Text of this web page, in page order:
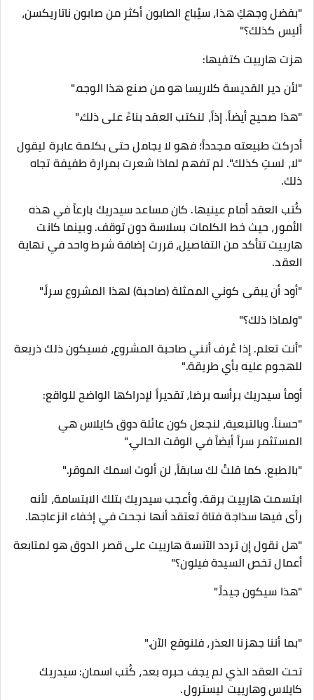
"بفضل وجهكِ هذا، سيُباع الصابون أكثر من صابون ناتاريكسن،
أليس كذلك؟"
هزت هارييت كتفيها:
"لأن دير القديسة كلاريسا هو من صنع هذا الوجه."
"هذا صحيح أيضاً. إذاً، لنكتب العقد بناءً على ذلك."
​أدركت طبيعته مجدداً؛ فهو لا يجامل حتى بكلمة عابرة ليقول
"لا، لستِ كذلك". لم تفهم لماذا شعرت بمرارة طفيفة تجاه
ذلك.
كُتب العقد أمام عينيها. كان مساعد سيدريك بارعاً في هذه
الأمور، حيث خط الكلمات بسلاسة دون توقف. وبينما كانت
هارييت تتأكد من التفاصيل، قررت إضافة شرط واحد في نهاية
العقد.
​"أود أن يبقى كوني الممثلة (صاحبة) لهذا المشروع سراً."
"ولماذا ذلك؟"
"أنت تعلم. إذا عُرف أنني صاحبة المشروع، فسيكون ذلك ذريعة
للهجوم عليه بأي طريقة."
أومأ سيدريك برأسه برضا، تقديراً لإدراكها الواضح للواقع:
"حسناً. وبالتبعية، لنجعل كون عائلة دوق كايلاس هي
المستثمر سراً أيضاً في الوقت الحالي."
"بالطبع. كما قلتُ لك سابقاً، لن ألوث اسمك الموقر."
ابتسمت هارييت برقة. وأعجب سيدريك بتلك الابتسامة، لأنه
رأى فيها سذاجة فتاة تعتقد أنها نجحت في إخفاء انزعاجها.
​"هل نقول إن تردد الآنسة هارييت على قصر الدوق هو لمتابعة
أعمال تخص السيدة فيلون؟"
"هذا سيكون جيداً."
"بما أننا جهزنا العذر، فلنوقع الآن."
​تحت العقد الذي لم يجف حبره بعد، كُتب اسمان: سيدريك
كايلاس وهارييت ليسترول.